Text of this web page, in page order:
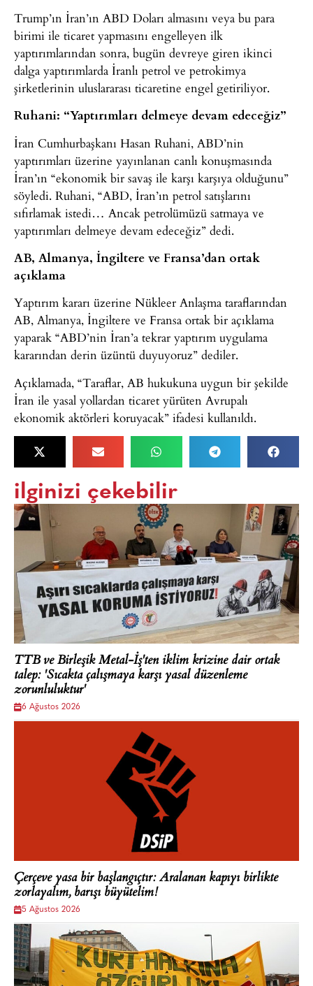
Trump’ın İran’ın ABD Doları almasını veya bu para
birimi ile ticaret yapmasını engelleyen ilk
yaptırımlarından sonra, bugün devreye giren ikinci
dalga yaptırımlarda İranlı petrol ve petrokimya
şirketlerinin uluslararası ticaretine engel getiriliyor.
Ruhani: “Yaptırımları delmeye devam edeceğiz”
İran Cumhurbaşkanı Hasan Ruhani, ABD’nin
yaptırımları üzerine yayınlanan canlı konuşmasında
İran’ın “ekonomik bir savaş ile karşı karşıya olduğunu”
söyledi. Ruhani, “ABD, İran’ın petrol satışlarını
sıfırlamak istedi… Ancak petrolümüzü satmaya ve
yaptırımları delmeye devam edeceğiz” dedi.
AB, Almanya, İngiltere ve Fransa’dan ortak
açıklama
Yaptırım kararı üzerine Nükleer Anlaşma taraflarından
AB, Almanya, İngiltere ve Fransa ortak bir açıklama
yaparak “ABD’nin İran’a tekrar yaptırım uygulama
kararından derin üzüntü duyuyoruz” dediler.
Açıklamada, “Taraflar, AB hukukuna uygun bir şekilde
İran ile yasal yollardan ticaret yürüten Avrupalı
ekonomik aktörleri koruyacak” ifadesi kullanıldı.
ilginizi çekebilir
TTB ve Birleşik Metal-İş'ten iklim krizine dair ortak
talep: 'Sıcakta çalışmaya karşı yasal düzenleme
zorunluluktur'
6 Ağustos 2026
Çerçeve yasa bir başlangıçtır: Aralanan kapıyı birlikte
zorlayalım, barışı büyütelim!
5 Ağustos 2026